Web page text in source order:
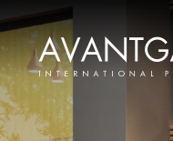
×
Menü